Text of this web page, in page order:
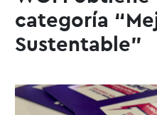
categoría
Sustentable”